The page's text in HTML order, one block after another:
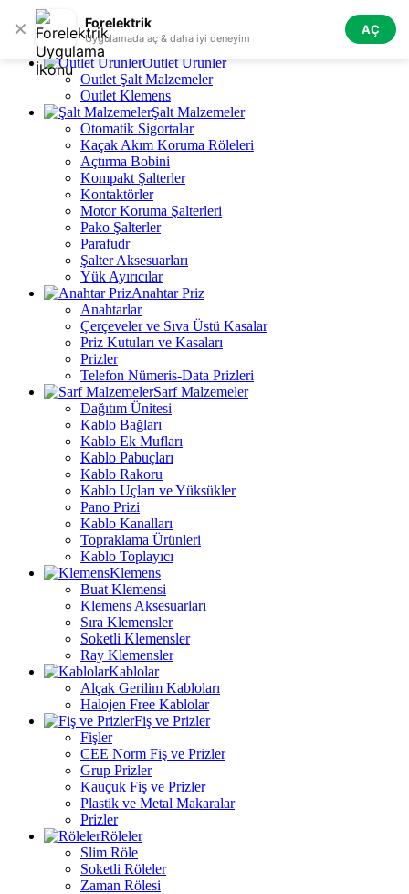
✕ Forelektrik
Uygulamada aç & daha iyi deneyim
AÇ
Skip to navigation Skip to main content
Tüm Kategoriler
Outlet Ürünler
Outlet Şalt Malzemeler
Outlet Klemens
Şalt Malzemeler
Otomatik Sigortalar
Kaçak Akım Koruma Röleleri
Açtırma Bobini
Kompakt Şalterler
Kontaktörler
Motor Koruma Şalterleri
Pako Şalterler
Parafudr
Şalter Aksesuarları
Yük Ayırıcılar
Anahtar Priz
Anahtarlar
Çerçeveler ve Sıva Üstü Kasalar
Priz Kutuları ve Kasaları
Prizler
Telefon Nümeris-Data Prizleri
Sarf Malzemeler
Dağıtım Ünitesi
Kablo Bağları
Kablo Ek Mufları
Kablo Pabuçları
Kablo Rakoru
Kablo Uçları ve Yüksükler
Pano Prizi
Kablo Kanalları
Topraklama Ürünleri
Kablo Toplayıcı
Klemens
Buat Klemensi
Klemens Aksesuarları
Sıra Klemensler
Soketli Klemensler
Ray Klemensler
Kablolar
Alçak Gerilim Kabloları
Halojen Free Kablolar
Fiş ve Prizler
Fişler
CEE Norm Fiş ve Prizler
Grup Prizler
Kauçuk Fiş ve Prizler
Plastik ve Metal Makaralar
Prizler
Röleler
Slim Röle
Soketli Röleler
Zaman Rölesi